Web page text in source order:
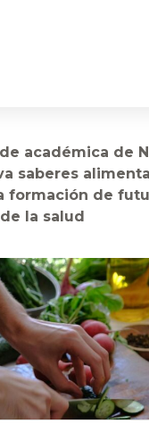
académica de
saberes
formación de
la salud